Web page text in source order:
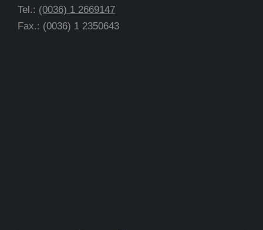
Tel.: (0036) 1 2669147
Fax.: (0036) 1 2350643